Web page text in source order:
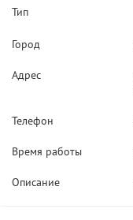
Тип
Город
Адрес
Телефон
Время работы
Описание